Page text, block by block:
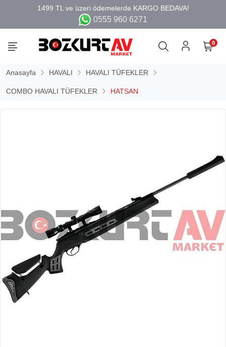
0555 960 6271
0
Anasayfa HAVALI HAVALI TÜFEKLER
COMBO HAVALI TÜFEKLER HATSAN